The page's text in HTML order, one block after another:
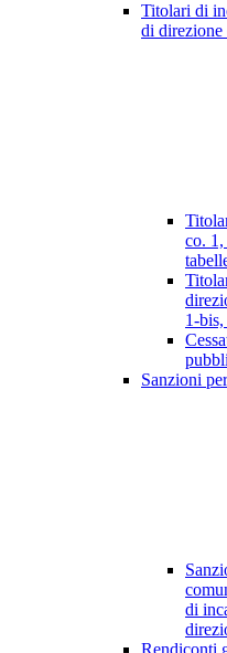
Titolari di
di
co.
1-
Sanzioni
di